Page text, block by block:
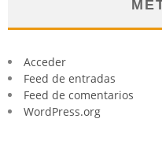
Acceder
Feed de entradas
Feed de comentarios
WordPress.org